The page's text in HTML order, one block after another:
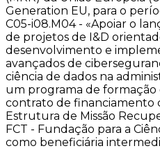
Generation EU, para o
C05-i08.M04 - «Apoiar o
de projetos de I&D
desenvolvimento e
avançados de
ciência de dados na
um programa de formação
contrato de financiamento
Estrutura de Missão
FCT - Fundação para a
como beneficiária